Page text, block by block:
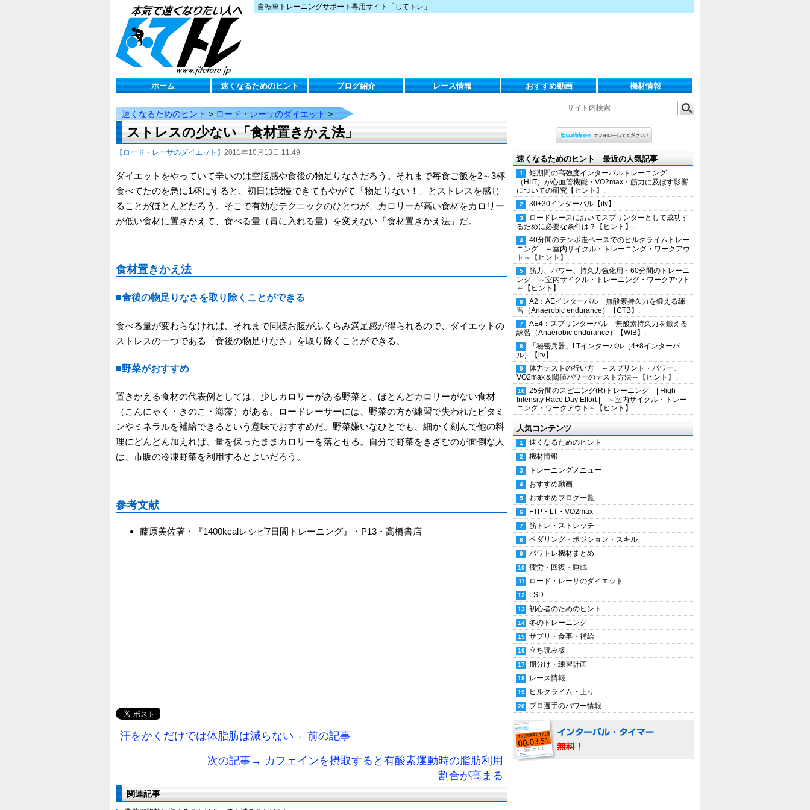
自転車トレーニングサポート専用サイト「じてトレ」
ホーム 速くなるためのヒント ブログ紹介 レース情報 おすすめ動画 機材情報
速くなるためのヒント > ロード・レーサのダイエット >
ストレスの少ない「食材置きかえ法」
【ロード・レーサのダイエット】 2011年10月13日 11:49
ダイエットをやっていて辛いのは空腹感や食後の物足りなさだろう。それまで毎食ご飯を2～3杯
食べてたのを急に1杯にすると、初日は我慢できてもやがて「物足りない！」とストレスを感じ
ることがほとんどだろう。そこで有効なテクニックのひとつが、カロリーが高い食材をカロリー
が低い食材に置きかえて、食べる量（胃に入れる量）を変えない「食材置きかえ法」だ。
食材置きかえ法
■食後の物足りなさを取り除くことができる
食べる量が変わらなければ、それまで同様お腹がふくらみ満足感が得られるので、ダイエットの
ストレスの一つである「食後の物足りなさ」を取り除くことができる。
■野菜がおすすめ
置きかえる食材の代表例としては、少しカロリーがある野菜と、ほとんどカロリーがない食材
（こんにゃく・きのこ・海藻）がある。ロードレーサーには、野菜の方が練習で失われたビタミ
ンやミネラルを補給できるという意味でおすすめだ。野菜嫌いなひとでも、細かく刻んで他の料
理にどんどん加えれば、量を保ったままカロリーを落とせる。自分で野菜をきざむのが面倒な人
は、市販の冷凍野菜を利用するとよいだろう。
参考文献
藤原美佐著・『1400kcalレシピ7日間トレーニング』・P13・高橋書店
汗をかくだけでは体脂肪は減らない ←前の記事
次の記事→ カフェインを摂取すると有酸素運動時の脂肪利用
割合が高まる
関連記事
速くなるためのヒント 最近の人気記事
短期間の高強度インターバルトレーニング
（HIIT）が心血管機能・VO2max・筋力に及ぼす影響
についての研究【ヒント】.
30+30インターバル【itv】.
ロードレースにおいてスプリンターとして成功す
るために必要な条件は？【ヒント】.
40分間のテンポ走ペースでのヒルクライムトレー
ニング ～室内サイクル・トレーニング・ワークアウ
ト～【ヒント】.
筋力、パワー、持久力強化用・60分間のトレーニ
ング ～室内サイクル・トレーニング・ワークアウト
～【ヒント】.
A2：AEインターバル 無酸素持久力を鍛える練
習（Anaerobic endurance）【CTB】.
AE4：スプリンターバル 無酸素持久力を鍛える
練習（Anaerobic endurance）【WIB】.
「秘密兵器」LTインターバル（4+8インターバ
ル）【itv】.
体力テストの行い方 ～スプリント・パワー、
VO2max＆閾値パワーのテスト方法～【ヒント】.
25分間のスピニング(R)トレーニング | High
Intensity Race Day Effort | ～室内サイクル・トレー
ニング・ワークアウト～【ヒント】.
人気コンテンツ
速くなるためのヒント
機材情報
トレーニングメニュー
おすすめ動画
おすすめブログ一覧
FTP・LT・VO2max
筋トレ・ストレッチ
ペダリング・ポジション・スキル
パワトレ機材まとめ
疲労・回復・睡眠
ロード・レーサのダイエット
LSD
初心者のためのヒント
冬のトレーニング
サプリ・食事・補給
立ち読み版
期分け・練習計画
レース情報
ヒルクライム・上り
プロ選手のパワー情報